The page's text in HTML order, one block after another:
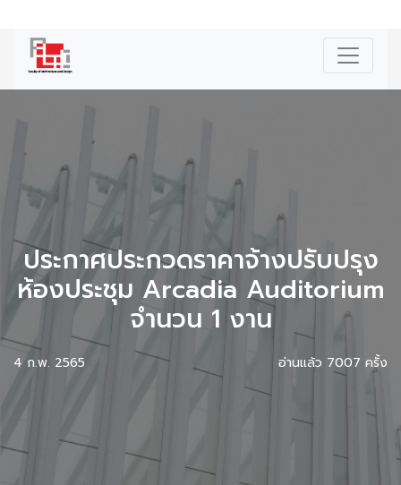
ประกาศประกวดราคาจ้างปรับปรุง
ห้องประชุม Arcadia Auditorium
จำนวน 1 งาน
4 ก.พ. 2565 อ่านแล้ว 7007 ครั้ง